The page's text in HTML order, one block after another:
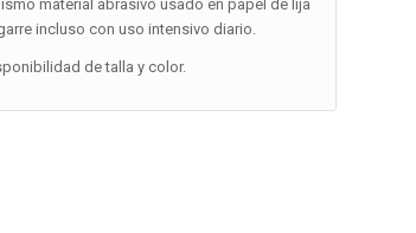
material abrasivo usado en papel de lija
incluso con uso intensivo diario.
de talla y color.